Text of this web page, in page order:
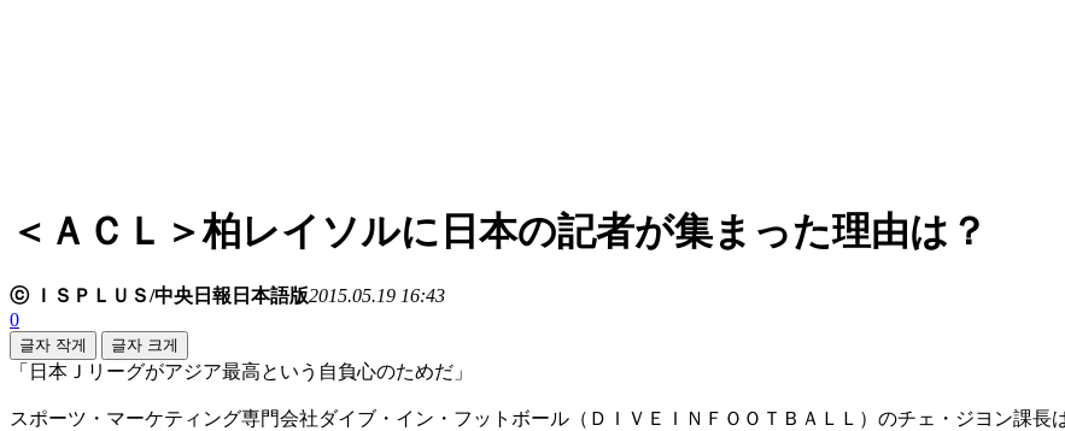
＜ＡＣＬ＞柏レイソルに日本の記者が集まった理由は？
ⓒ ＩＳＰＬＵＳ/中央日報日本語版2015.05.19 16:43
0
글자 작게 글자 크게
「日本Ｊリーグがアジア最高という自負心のためだ」
スポーツ・マーケティング専門会社ダイブ・イン・フットボール（ＤＩＶＥＩＮＦＯＯＴＢＡＬＬ）のチェ・ジヨン課